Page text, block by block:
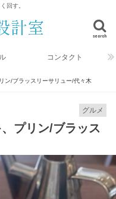
回す。
search
コンタクト
ン/ブラッスリーサリュー/代々木
グルメ
プリン/ブラッス